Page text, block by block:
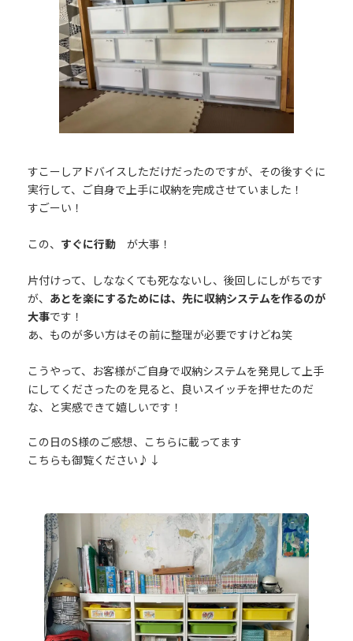
すこーしアドバイスしただけだったのですが、その後すぐに
実行して、ご自身で上手に収納を完成させていました！
すごーい！
この、 すぐに行動が大事！
片付けって、しななくても死なないし、後回しにしがちです
が、 あとを楽にするためには、先に収納システムを作るのが
大事です！
あ、ものが多い方はその前に整理が必要ですけどね笑
こうやって、お客様がご自身で収納システムを発見して上手
にしてくださったのを見ると、良いスイッチを押せたのだ
な、と実感できて嬉しいです！
この日のS様のご感想、こちらに載ってます
こちらも御覧ください♪↓